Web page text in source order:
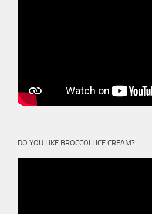
DO YOU LIKE BROCCOLI ICE CREAM?